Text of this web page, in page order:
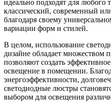
идеально подходят для любого
классический, современный
благодаря своему
вариации форм и стилей.
В целом, использование
дизайне обладает множеством
позволяют создать
освещение в помещении.
энергоэффективности,
светодиодные люстры
выбором для освещения